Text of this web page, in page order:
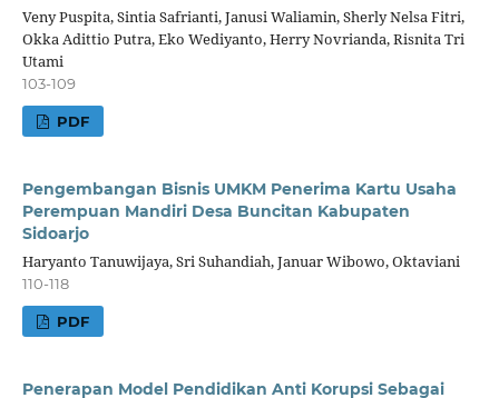
Veny Puspita, Sintia Safrianti, Janusi Waliamin, Sherly Nelsa Fitri,
Okka Adittio Putra, Eko Wediyanto, Herry Novrianda, Risnita Tri
Utami
103-109
PDF
Pengembangan Bisnis UMKM Penerima Kartu Usaha
Perempuan Mandiri Desa Buncitan Kabupaten
Sidoarjo
Haryanto Tanuwijaya, Sri Suhandiah, Januar Wibowo, Oktaviani
110-118
PDF
Penerapan Model Pendidikan Anti Korupsi Sebagai